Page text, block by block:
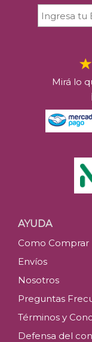
Mirá lo
AYUDA
Como Comprar
Envíos
Nosotros
Preguntas
Términos y
Defensa del